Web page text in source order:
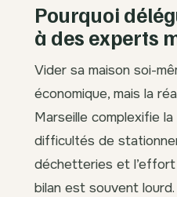
Pourquoi
à des experts
Vider sa maison soi-
économique, mais la
Marseille complexifie
difficultés de
déchetteries et
bilan est souvent lourd.